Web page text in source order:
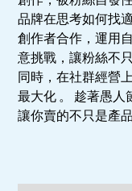
品牌在思考如何找
創作者合作，運用
意挑戰，讓粉絲不
同時，在社群經營
最大化 。 趁著愚人
讓你賣的不只是產